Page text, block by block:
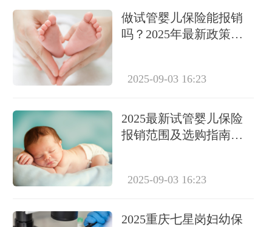
做试管婴儿保险能报销
吗？2025年最新政策及
2025-09-03 16:23
2025最新试管婴儿保险
报销范围及选购指南：
2025-09-03 16:23
2025重庆七星岗妇幼保